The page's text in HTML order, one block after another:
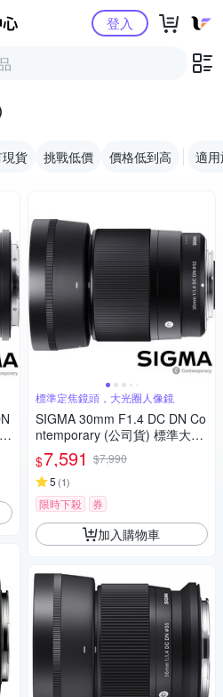
Yahoo購物中心登入
貨 挑戰低價 價格低到高 適
標準定焦鏡頭，大光圈人像鏡
SIGMA 30mm F1.4 DC DN Co
ntemporary (公司貨) 標準大光
圈定焦鏡頭 人像鏡 APS-C 無反
微單眼專用鏡頭
$7,591 $7,990
5 (1)
限時下殺 券
加入購物車